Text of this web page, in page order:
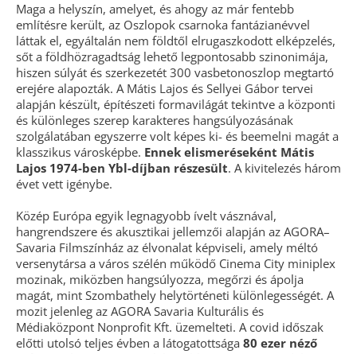
Maga a helyszín, amelyet, és ahogy az már fentebb
említésre került, az Oszlopok csarnoka fantázianévvel
láttak el, egyáltalán nem földtől elrugaszkodott elképzelés,
sőt a földhözragadtság lehető legpontosabb szinonimája,
hiszen súlyát és szerkezetét 300 vasbetonoszlop megtartó
erejére alapozták. A Mátis Lajos és Sellyei Gábor tervei
alapján készült, építészeti formavilágát tekintve a központi
és különleges szerep karakteres hangsúlyozásának
szolgálatában egyszerre volt képes ki- és beemelni magát a
klasszikus városképbe. Ennek elismeréseként Mátis
Lajos 1974-ben Ybl-díjban részesült. A kivitelezés három
évet vett igénybe.
Közép Európa egyik legnagyobb ívelt vásznával,
hangrendszere és akusztikai jellemzői alapján az AGORA–
Savaria Filmszínház az élvonalat képviseli, amely méltó
versenytársa a város szélén működő Cinema City miniplex
mozinak, miközben hangsúlyozza, megőrzi és ápolja
magát, mint Szombathely helytörténeti különlegességét. A
mozit jelenleg az AGORA Savaria Kulturális és
Médiaközpont Nonprofit Kft. üzemelteti. A covid időszak
előtti utolsó teljes évben a látogatottsága 80 ezer néző